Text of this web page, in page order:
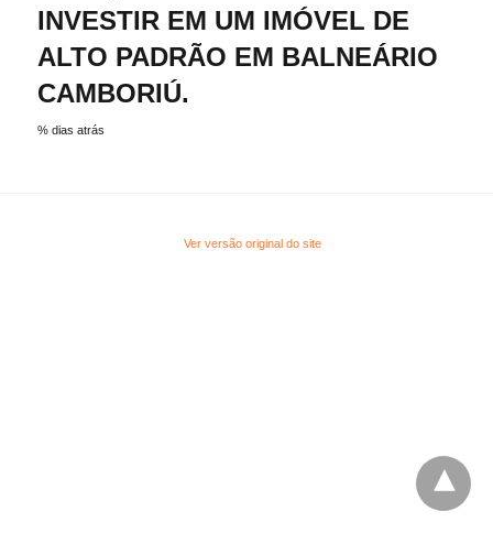
INVESTIR EM UM IMÓVEL DE
ALTO PADRÃO EM BALNEÁRIO
CAMBORIÚ.
% dias atrás
Ver versão original do site